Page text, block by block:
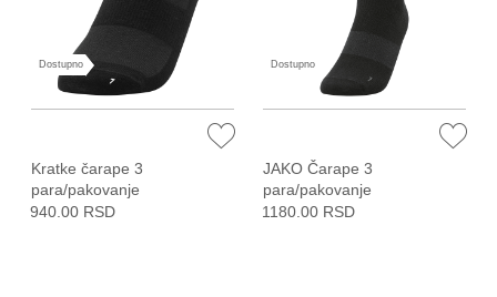
Dostupno
Kratke čarape 3
para/pakovanje
940.00 RSD
Dostupno
JAKO Čarape 3
para/pakovanje
1180.00 RSD